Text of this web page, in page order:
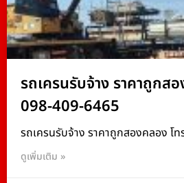
รถเครนรับจ้าง ราคาถูกส
098-409-6465
รถเครนรับจ้าง ราคาถูกสองคลอง โท
ดูเพิ่มเติม »